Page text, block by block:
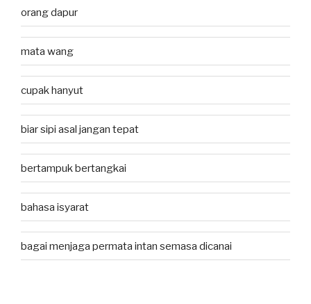
orang dapur
mata wang
cupak hanyut
biar sipi asal jangan tepat
bertampuk bertangkai
bahasa isyarat
bagai menjaga permata intan semasa dicanai